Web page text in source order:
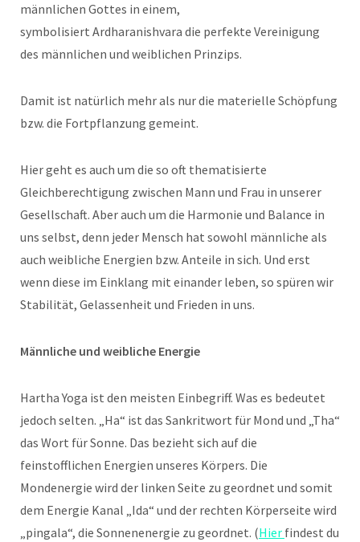
männlichen Gottes in einem,
symbolisiert Ardharanishvara die perfekte Vereinigung
des männlichen und weiblichen Prinzips.
Damit ist natürlich mehr als nur die materielle Schöpfung
bzw. die Fortpflanzung gemeint.
Hier geht es auch um die so oft thematisierte
Gleichberechtigung zwischen Mann und Frau in unserer
Gesellschaft. Aber auch um die Harmonie und Balance in
uns selbst, denn jeder Mensch hat sowohl männliche als
auch weibliche Energien bzw. Anteile in sich. Und erst
wenn diese im Einklang mit einander leben, so spüren wir
Stabilität, Gelassenheit und Frieden in uns.
Männliche und weibliche Energie
Hartha Yoga ist den meisten Einbegriff. Was es bedeutet
jedoch selten. „Ha“ ist das Sankritwort für Mond und „Tha“
das Wort für Sonne. Das bezieht sich auf die
feinstofflichen Energien unseres Körpers. Die
Mondenergie wird der linken Seite zu geordnet und somit
dem Energie Kanal „Ida“ und der rechten Körperseite wird
„pingala“, die Sonnenenergie zu geordnet. (Hier findest du